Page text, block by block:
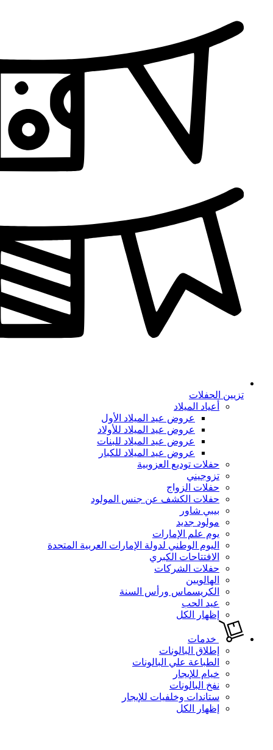
تزيين الحفلات
أعياد الميلاد
عروض عيد الميلاد الأول
عروض عيد الميلاد للأولاد
عروض عيد الميلاد للبنات
عروض عيد الميلاد للكبار
حفلات توديع العزوبية
تزوجيني
حفلات الزواج
حفلات الكشف عن جنس المولود
بيبي شاور
مولود جديد
يوم علم الإمارات
اليوم الوطني لدولة الإمارات العربية المتحدة
الافتتاحات الكبري
حفلات الشركات
الهالويين
الكريسماس ورأس السنة
عيد الحب
إظهار الكل
خدمات
إطلاق البالونات
الطباعة علي البالونات
خيام للإيجار
نفخ البالونات
ستاندات وخلفيات للإيجار
إظهار الكل